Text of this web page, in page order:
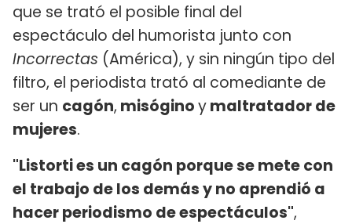
que se trató el posible final del
espectáculo del humorista junto con
Incorrectas (América), y sin ningún tipo del
filtro, el periodista trató al comediante de
ser un cagón, misóginoymaltratador de
mujeres.
"Listorti es un cagón porque se mete con
el trabajo de los demás y no aprendió a
hacer periodismo de espectáculos",